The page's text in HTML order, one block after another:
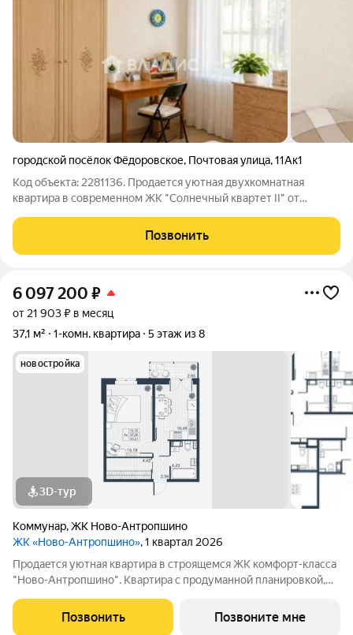
городской посёлок Фёдоровское, Почтовая улица,11Ак1
Код объекта: 2281136. Продается уютная двухкомнатная
квартира в современном ЖК "Солнечный квартет II" от
ОСТАЕТСЯ ПО ДОГОВОРЕННОСТИ ОДИН ВЗРОСЛЫЙ
СОБСТВЕННИК ПРЯМАЯ ПРОДАЖА О КВАРТИРЕ Общая
Позвонить
6 097 200 ₽
от 21 903 ₽ в месяц
37,1 м²
1-комн. квартира 5 этаж из 8
новостройка
3D-тур
Коммунар,ЖК Ново-Антропшино
ЖК «Ново-Антропшино», 1 квартал 2026
Пpoдaeтся уютная квартира в строящемся ЖК комфорт-клacca
"Ново-Антропшино". Квартира с продуманной планировкой,
каждое помещение - это позволит получить максимум
комфорта для жизни. Жить за
Позвонить Позвоните мне